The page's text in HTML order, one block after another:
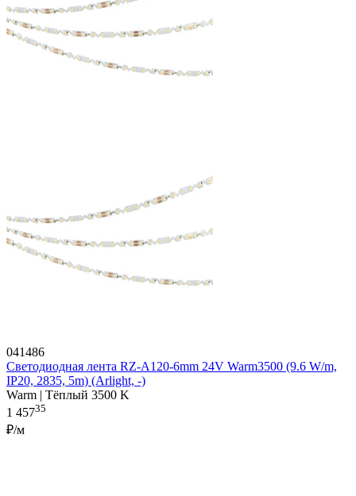
041486
Светодиодная лента RZ-A120-6mm 24V Warm3500 (9.6 W/m,
IP20, 2835, 5m) (Arlight, -)
Warm | Тёплый 3500 K
1 45735
₽/м